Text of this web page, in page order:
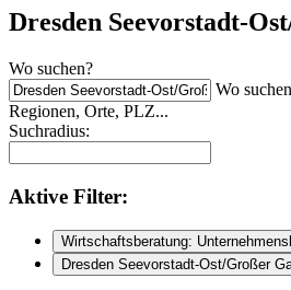
Dresden Seevorstadt-
Wo suchen?
Wo
Regionen, Orte, PLZ...
Suchradius:
Aktive Filter:
Wirtschaftsberatung:
Dresden Seevorstadt-Ost/Großer